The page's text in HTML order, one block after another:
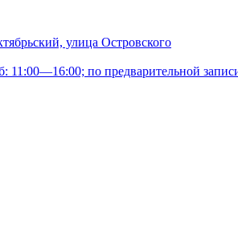
улица Островского
по предварительной